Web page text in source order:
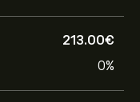
213.00‎€‎
0%